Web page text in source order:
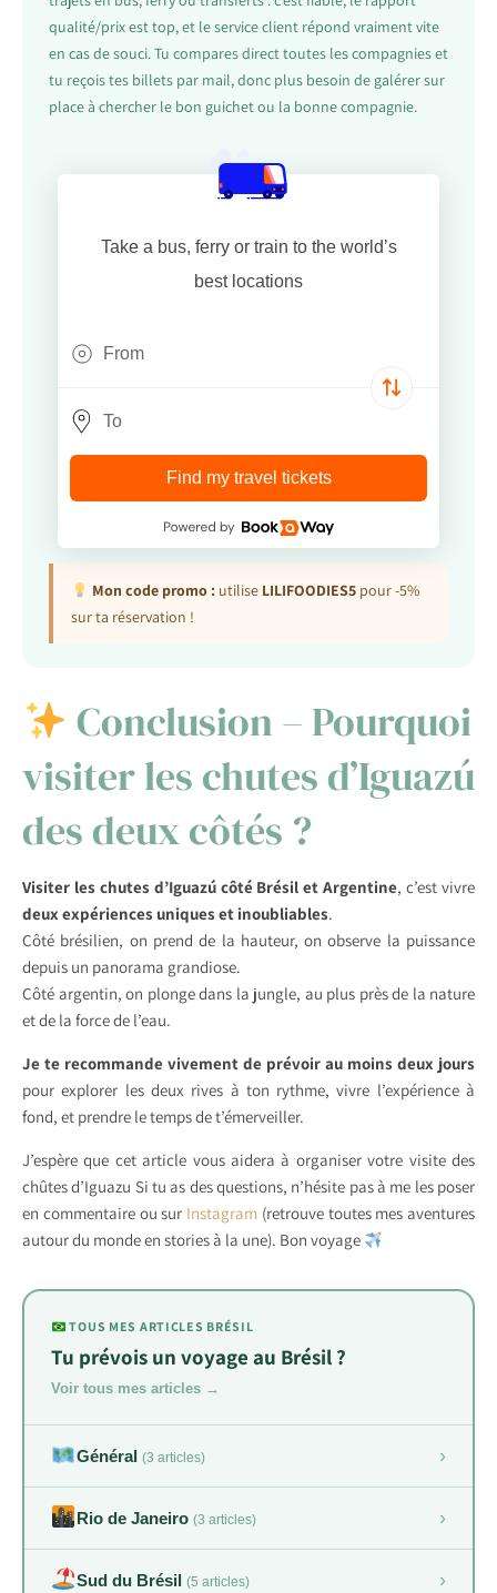
qualité/prix est top, et le service client répond vraiment vite
en cas de souci. Tu compares direct toutes les compagnies et
tu reçois tes billets par mail, donc plus besoin de galérer sur
place à chercher le bon guichet ou la bonne compagnie.
Take a bus, ferry or train to the world’s
best locations
Find my travel tickets
Mon code promo :utilise LILIFOODIES5pour -5%
sur ta réservation !
Conclusion – Pourquoi
visiter les chutes d’Iguazú
des deux côtés ?
Visiter les chutes d’Iguazú côté Brésil et Argentine, c’est vivre
deux expériences uniques et inoubliables.
Côté brésilien, on prend de la hauteur, on observe la puissance
depuis un panorama grandiose.
Côté argentin, on plonge dans la jungle, au plus près de la nature
et de la force de l’eau.
Je te recommande vivement de prévoir au moins deux jours
pour explorer les deux rives à ton rythme, vivre l’expérience à
fond, et prendre le temps de t’émerveiller.
J’espère que cet article vous aidera à organiser votre visite des
chûtes d’Iguazu Si tu as des questions, n’hésite pas à me les poser
en commentaire ou sur Instagram (retrouve toutes mes aventures
autour du monde en stories à la une). Bon voyage
TOUS MES ARTICLES BRÉSIL
Tu prévois un voyage au Brésil ?
Voir tous mes articles →
Général (3 articles) ›
Rio de Janeiro (3 articles) ›
Sud du Brésil (5 articles) ›